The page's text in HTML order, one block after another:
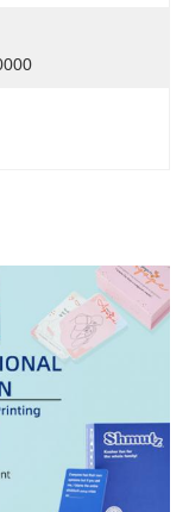
110000 مجموعة /